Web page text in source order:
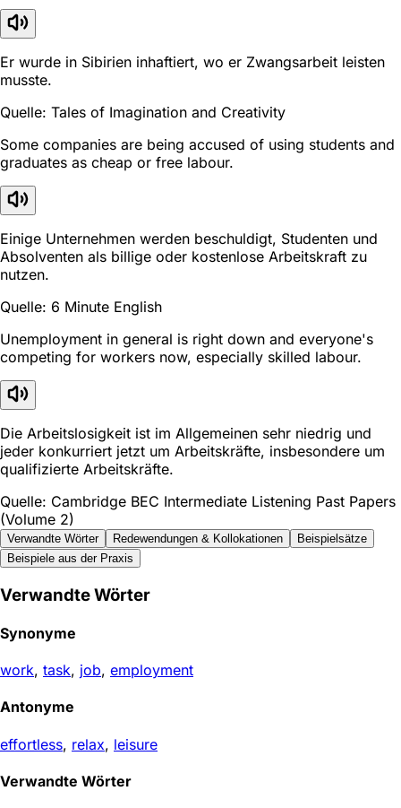
Er wurde in Sibirien inhaftiert, wo er Zwangsarbeit leisten
musste.
Quelle: Tales of Imagination and Creativity
Some companies are being accused of using students and
graduates as cheap or free labour.
Einige Unternehmen werden beschuldigt, Studenten und
Absolventen als billige oder kostenlose Arbeitskraft zu
nutzen.
Quelle: 6 Minute English
Unemployment in general is right down and everyone's
competing for workers now, especially skilled labour.
Die Arbeitslosigkeit ist im Allgemeinen sehr niedrig und
jeder konkurriert jetzt um Arbeitskräfte, insbesondere um
qualifizierte Arbeitskräfte.
Quelle: Cambridge BEC Intermediate Listening Past Papers
(Volume 2)
Verwandte Wörter Redewendungen & Kollokationen
Beispielsätze
Beispiele aus der Praxis
Verwandte Wörter
Synonyme
work, task, job, employment
Antonyme
effortless, relax, leisure
Verwandte Wörter